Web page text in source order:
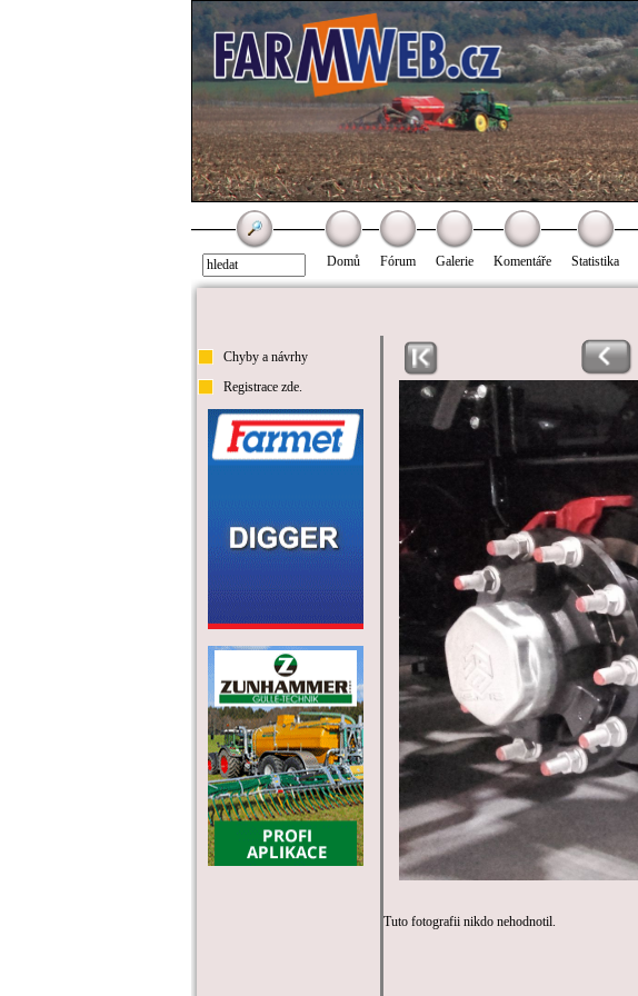
Domů Fórum Galerie Komentáře Statistika
Chyby a návrhy
Registrace zde.
Tuto fotografii nikdo nehodnotil.